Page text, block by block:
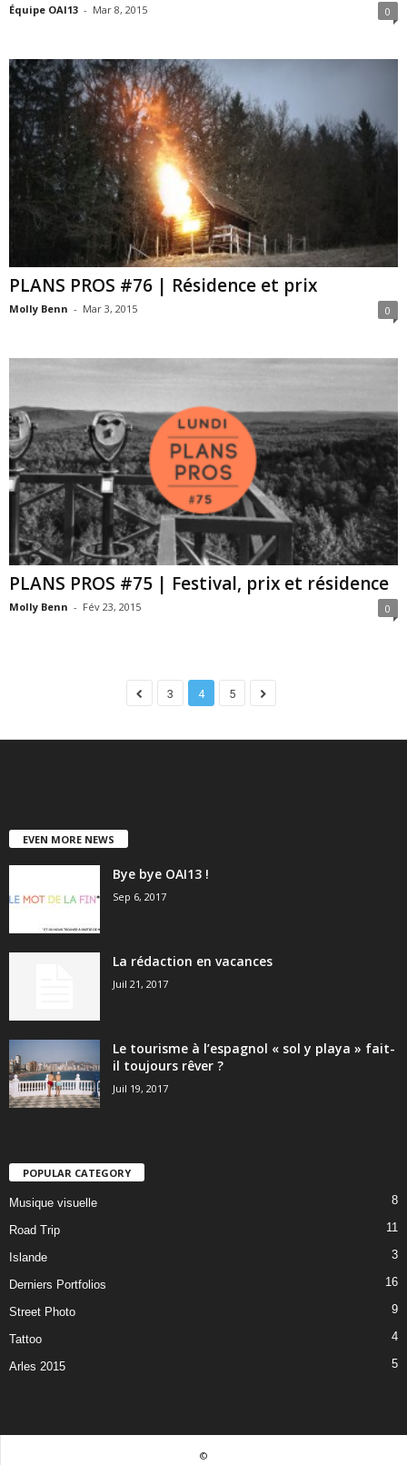
Équipe OAI13 - Mar 8, 2015 0
PLANS PROS #76 | Résidence et prix
Molly Benn - Mar 3, 2015 0
PLANS PROS #75 | Festival, prix et résidence
Molly Benn - Fév 23, 2015 0
3 4 5
EVEN MORE NEWS
Bye bye OAI13 !
Sep 6, 2017
La rédaction en vacances
Juil 21, 2017
Le tourisme à l’espagnol « sol y playa » fait-
il toujours rêver ?
Juil 19, 2017
POPULAR CATEGORY
Musique visuelle 8
Road Trip 11
Islande 3
Derniers Portfolios 16
Street Photo 9
Tattoo 4
Arles 2015 5
©